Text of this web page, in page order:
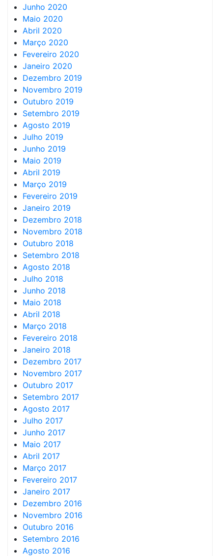
Junho 2020
Maio 2020
Abril 2020
Março 2020
Fevereiro 2020
Janeiro 2020
Dezembro 2019
Novembro 2019
Outubro 2019
Setembro 2019
Agosto 2019
Julho 2019
Junho 2019
Maio 2019
Abril 2019
Março 2019
Fevereiro 2019
Janeiro 2019
Dezembro 2018
Novembro 2018
Outubro 2018
Setembro 2018
Agosto 2018
Julho 2018
Junho 2018
Maio 2018
Abril 2018
Março 2018
Fevereiro 2018
Janeiro 2018
Dezembro 2017
Novembro 2017
Outubro 2017
Setembro 2017
Agosto 2017
Julho 2017
Junho 2017
Maio 2017
Abril 2017
Março 2017
Fevereiro 2017
Janeiro 2017
Dezembro 2016
Novembro 2016
Outubro 2016
Setembro 2016
Agosto 2016